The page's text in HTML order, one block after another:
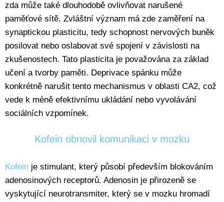
zda může také dlouhodobě ovlivňovat narušené
paměťové sítě. Zvláštní význam má zde zaměření na
synaptickou plasticitu, tedy schopnost nervových buněk
posilovat nebo oslabovat své spojení v závislosti na
zkušenostech. Tato plasticita je považována za základ
učení a tvorby paměti. Deprivace spánku může
konkrétně narušit tento mechanismus v oblasti CA2, což
vede k méně efektivnímu ukládání nebo vyvolávání
sociálních vzpomínek.
Kofein obnovil komunikaci v mozku
Kofein je stimulant, který působí především blokováním
adenosinových receptorů. Adenosin je přirozeně se
vyskytující neurotransmiter, který se v mozku hromadí